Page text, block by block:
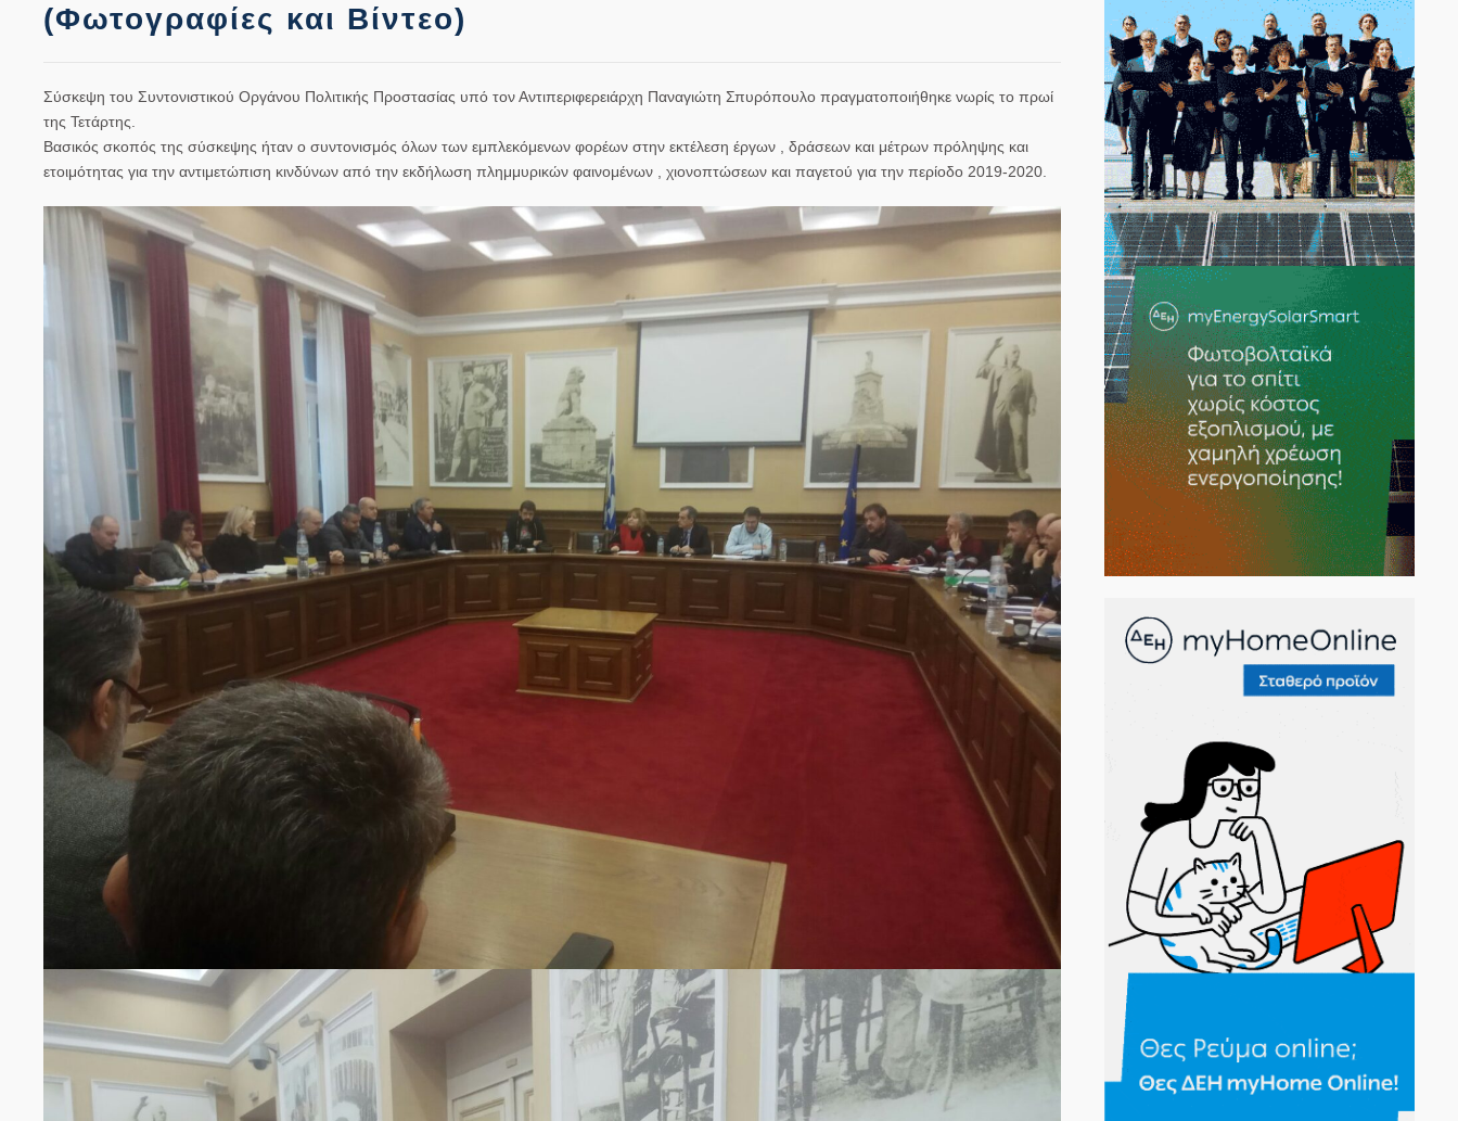
(Φωτογραφίες και Βίντεο)
Σύσκεψη του Συντονιστικού Οργάνου Πολιτικής Προστασίας υπό τον Αντιπεριφερειάρχη Παναγιώτη Σπυρόπουλο πραγματοποιήθηκε νωρίς το πρωί
της Τετάρτης.
Βασικός σκοπός της σύσκεψης ήταν ο συντονισμός όλων των εμπλεκόμενων φορέων στην εκτέλεση έργων , δράσεων και μέτρων πρόληψης και
ετοιμότητας για την αντιμετώπιση κινδύνων από την εκδήλωση πλημμυρικών φαινομένων , χιονοπτώσεων και παγετού για την περίοδο 2019-2020.